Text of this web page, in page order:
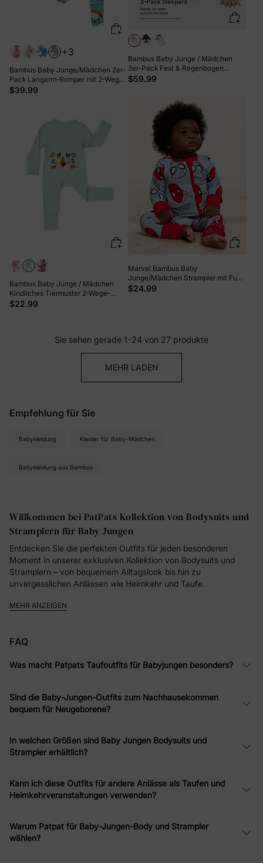
+3
Bambus Baby Junge/Mädchen 2er-
Pack Langarm-Romper mit 2-Wege-
Reißverschluss Anti-Rutsch-Footie.
$39.99
Bambus Baby Junge / Mädchen
3er-Pack Fest & Regenbogen
Bedruckt 2-Wege-Reißverschluss
$59.99
Bambus Baby Junge / Mädchen
Kindliches Tiermuster 2-Wege-
Reißverschluss Strampler Footie
$22.99
Marvel Bambus Baby
Junge/Mädchen Strampler mit Fuß
Spider-Man mit 2-Wege-
$24.99
Sie sehen gerade 1-24 von 27 produkte
MEHR LADEN
Empfehlung für Sie
Babykleidung Kleider für Baby-Mädchen
Babykleidung aus Bambus
Willkommen bei PatPats Kollektion von Bodysuits und
Stramplern für Baby Jungen
Entdecken Sie die perfekten Outfits für jeden besonderen
Moment in unserer exklusiven Kollektion von Bodysuits und
Stramplern – von bequemem Alltagslook bis hin zu
unvergesslichen Anlässen wie Heimkehr und Taufe.
Elegante Baby Jungen Tauf Outfits
bezaubernd aussieht – mit unseren sorgfältig ausgewählten
Detail gefertigt, aus weichen Stoffen, die so sanft zur Haut sind
Kuschelige Baby Jungen Heimkehr
Feiern Sie seine erste Heimreise mit unseren charmanten Baby
in seinem neuen Zuhause willkommen zu heißen.
an Babykleidung
MEHR ANZEIGEN
FAQ
Was macht Patpats Taufoutfits für Babyjungen besonders?
Sind die Baby-Jungen-Outfits zum Nachhausekommen
bequem für Neugeborene?
In welchen Größen sind Baby Jungen Bodysuits und
Strampler erhältlich?
Kann ich diese Outfits für andere Anlässe als Taufen und
Heimkehrveranstaltungen verwenden?
Warum Patpat für Baby-Jungen-Body und Strampler
wählen?